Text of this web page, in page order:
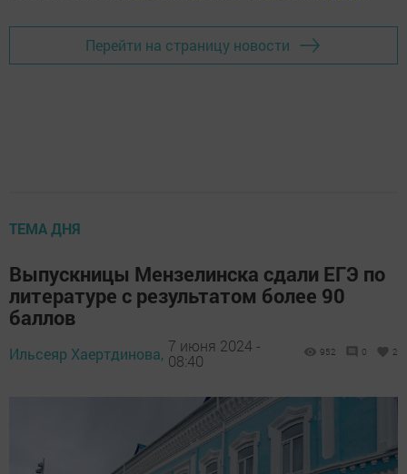
Перейти на страницу новости
ТЕМА ДНЯ
Выпускницы Мензелинска сдали ЕГЭ по
литературе с результатом более 90
баллов
Ильсеяр Хаертдинова, 7 июня 2024 -
08:40
952 0 2